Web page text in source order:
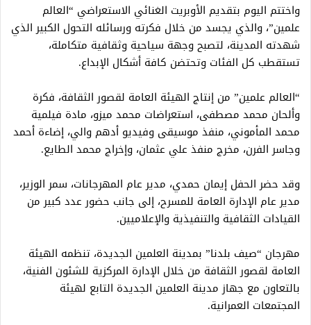
واختتم اليوم بتقديم الأوبريت الغنائي الاستعراضي “العالم
علمين”، والذي يجسد من خلال فكرته ورسائله التحول الكبير الذي
شهدته المدينة، لتصبح وجهة سياحية وثقافية متكاملة،
تستقطب كل الفئات وتحتضن كافة أشكال الإبداع.
“العالم علمين” من إنتاج الهيئة العامة لقصور الثقافة، فكرة
وألحان محمد مصطفى، استعراضات محمد ميزو، مادة فيلمية
محمد المأموني، منفذ موسيقى وفيديو أدهم والي، إضاءة أحمد
وجاسر الفرن، مخرج منفذ علي عثمان، وإخراج محمد الطايع.
وقد حضر الحفل إيمان حمدي، مدير عام المهرجانات، سمر الوزير،
مدير عام الإدارة العامة للمسرح، إلى جانب حضور عدد كبير من
القيادات الثقافية والتنفيذية والإعلاميين.
مهرجان “صيف بلدنا” بمدينة العلمين الجديدة، تنظمه الهيئة
العامة لقصور الثقافة من خلال الإدارة المركزية للشئون الفنية،
بالتعاون مع جهاز مدينة العلمين الجديدة التابع لهيئة
المجتمعات العمرانية.